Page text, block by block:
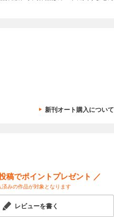
認識で
は？
蛍光
ールパ
が、災
“びっ
モデル
横浜美
月より
物 横
い科学
異！
ひろば
雲の観
る！ ト
能性を
ラミン
ドラ
ない！生
ってみ
集は
連載100
カートに入れる
試し読み
新刊オート購入について
稿でポイントプレゼント ／
済みの作品が対象となります
レビューを書く